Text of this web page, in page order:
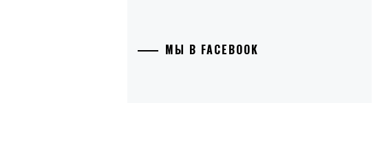
МЫ В FACEBOOK